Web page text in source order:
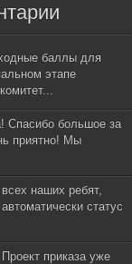
баллы для
этапе
Спасибо большое за
приятно! Мы
наших ребят,
статус
приказа уже